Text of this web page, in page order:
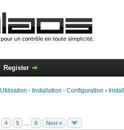
Register
Utilisation - Installation - Configuration ›
4 5 8 Next »